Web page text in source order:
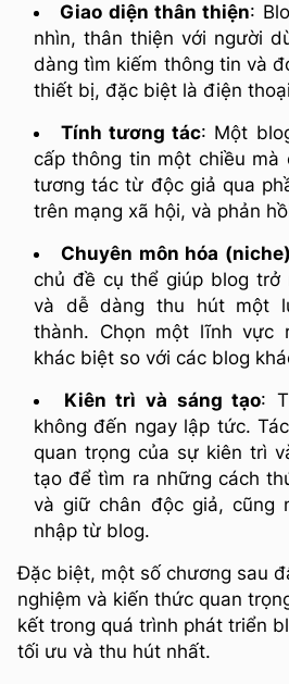
Giao diện thân thiện:
nhìn, thân thiện với người
dàng tìm kiếm thông tin và
thiết bị, đặc biệt là điện
Tính tương tác: Một
cấp thông tin một chiều mà
tương tác từ độc giả qua
trên mạng xã hội, và phản
Chuyên môn hóa (niche)
chủ đề cụ thể giúp blog trở
và dễ dàng thu hút một
thành. Chọn một lĩnh vực
khác biệt so với các blog
Kiên trì và sáng tạo:
không đến ngay lập tức.
quan trọng của sự kiên trì
tạo để tìm ra những cách
và giữ chân độc giả, cũng
nhập từ blog.
Đặc biệt, một số chương sau
nghiệm và kiến thức quan
kết trong quá trình phát triển
tối ưu và thu hút nhất.